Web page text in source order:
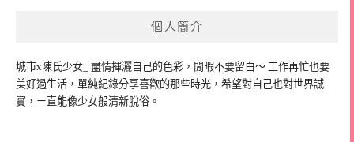
個人簡介
城市x陳氏少女_ 盡情揮灑自己的色彩，閒暇不要留白～ 工作再忙也要
美好過生活，單純紀錄分享喜歡的那些時光，希望對自己也對世界誠
實，ㄧ直能像少女般清新脫俗。